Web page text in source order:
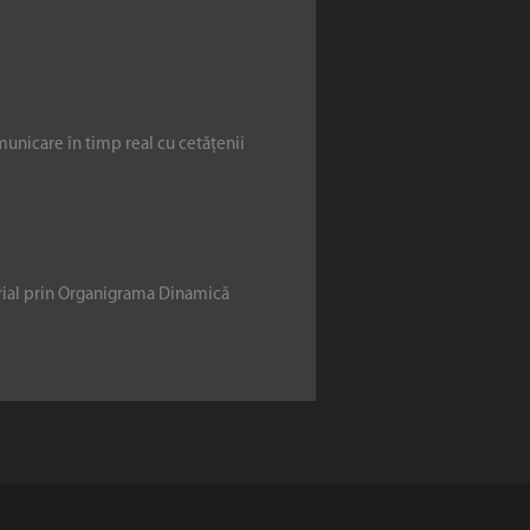
în timp real cu cetățenii
prin Organigrama Dinamică